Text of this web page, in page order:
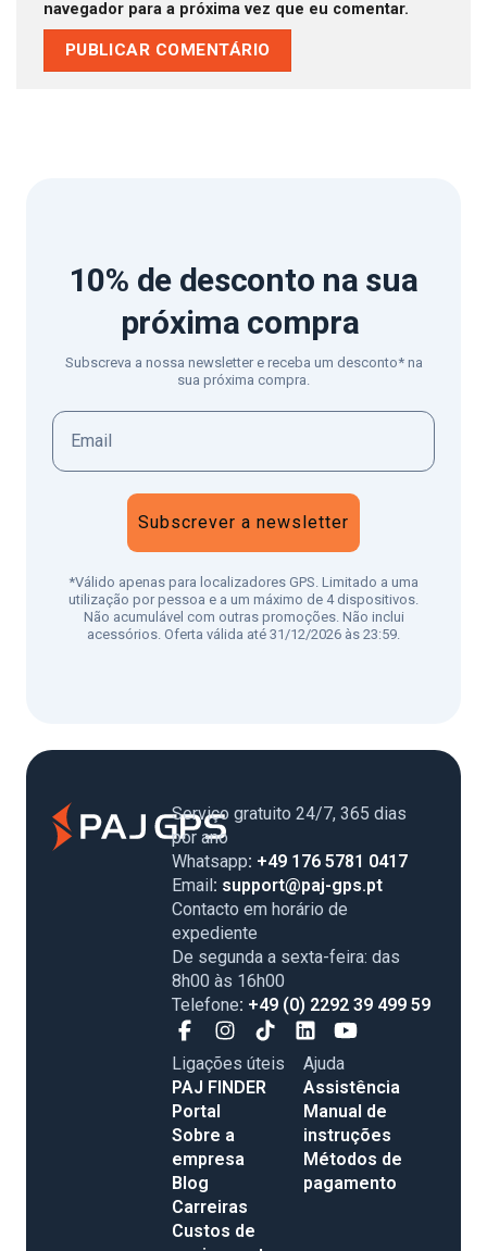
navegador para a próxima vez que eu comentar.
10% de desconto na sua
próxima compra
Subscreva a nossa newsletter e receba um desconto* na
sua próxima compra.
Subscrever a newsletter
*Válido apenas para localizadores GPS. Limitado a uma
utilização por pessoa e a um máximo de 4 dispositivos.
Não acumulável com outras promoções. Não inclui
acessórios. Oferta válida até 31/12/2026 às 23:59.
Serviço gratuito 24/7, 365 dias
por ano
Whatsapp: +49 176 5781 0417
Email: support@paj-gps.pt
Contacto em horário de
expediente
De segunda a sexta-feira: das
8h00 às 16h00
Telefone: +49 (0) 2292 39 499 59
Ligações úteis
PAJ FINDER
Portal
Sobre a
empresa
Blog
Carreiras
Custos de
Ajuda
Assistência
Manual de
instruções
Métodos de
pagamento